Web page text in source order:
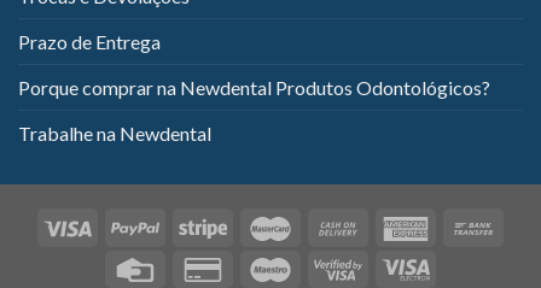
Prazo de Entrega
Porque comprar na Newdental Produtos Odontológicos?
Trabalhe na Newdental